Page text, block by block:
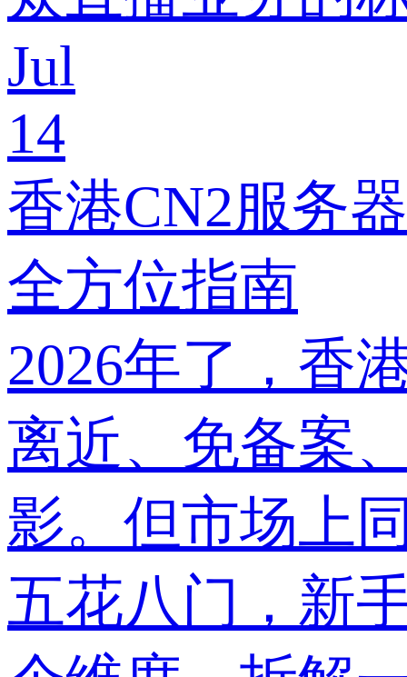
Jul
14
香港CN2服务
全方位指南
2026年了，香
离近、免备案
影。但市场上
五花八门，新